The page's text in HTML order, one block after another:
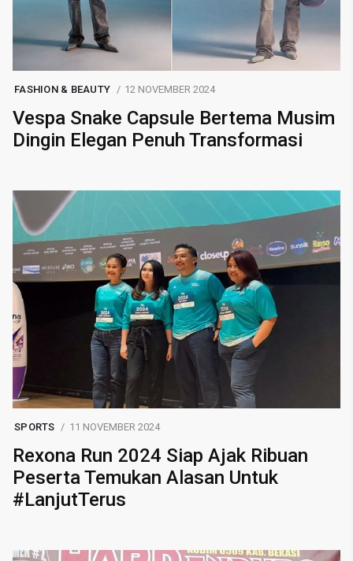
FASHION & BEAUTY 12 NOVEMBER 2024
Vespa Snake Capsule Bertema Musim
Dingin Elegan Penuh Transformasi
SPORTS 11 NOVEMBER 2024
Rexona Run 2024 Siap Ajak Ribuan
Peserta Temukan Alasan Untuk
#LanjutTerus